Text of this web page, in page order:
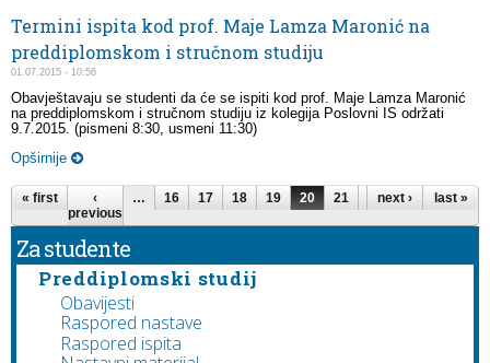
Termini ispita kod prof. Maje Lamza Maronić na
preddiplomskom i stručnom studiju
01.07.2015 - 10:56
Obavještavaju se studenti da će se ispiti kod prof. Maje Lamza Maronić
na preddiplomskom i stručnom studiju iz kolegija Poslovni IS održati
9.7.2015. (pismeni 8:30, usmeni 11:30)
Opširnije
Pages
« first
‹
previous
… 16 17 18 19 20 21 22 23 24
next › last »
Za studente
Preddiplomski studij
Obavijesti
Raspored nastave
Raspored ispita